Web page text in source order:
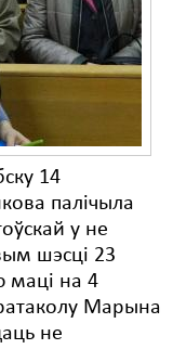
14
палічыла
у не
шэсці 23
маці на 4
Марына
не